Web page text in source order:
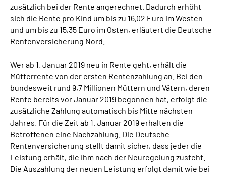
Leichte Sprache
Suche
Mein Kundenportal
zusätzlich bei der Rente angerechnet. Dadurch erhöht
sich die Rente pro Kind um bis zu 16,02 Euro im Westen
und um bis zu 15,35 Euro im Osten, erläutert die Deutsche
Rentenversicherung Nord.
Wer ab 1. Januar 2019 neu in Rente geht, erhält die
Mütterrente von der ersten Rentenzahlung an. Bei den
bundesweit rund 9,7 Millionen Müttern und Vätern, deren
Rente bereits vor Januar 2019 begonnen hat, erfolgt die
zusätzliche Zahlung automatisch bis Mitte nächsten
Jahres. Für die Zeit ab 1. Januar 2019 erhalten die
Betroffenen eine Nachzahlung. Die Deutsche
Rentenversicherung stellt damit sicher, dass jeder die
Leistung erhält, die ihm nach der Neuregelung zusteht.
Die Auszahlung der neuen Leistung erfolgt damit wie bei